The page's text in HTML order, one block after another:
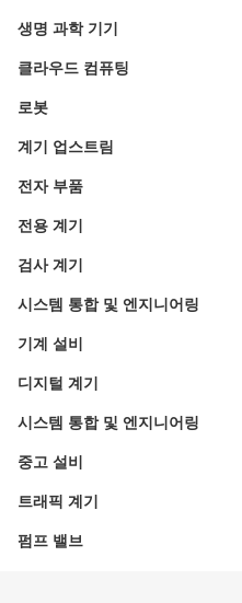
생명 과학 기기
클라우드 컴퓨팅
로봇
계기 업스트림
전자 부품
전용 계기
검사 계기
시스템 통합 및 엔지니어링
기계 설비
디지털 계기
시스템 통합 및 엔지니어링
중고 설비
트래픽 계기
펌프 밸브